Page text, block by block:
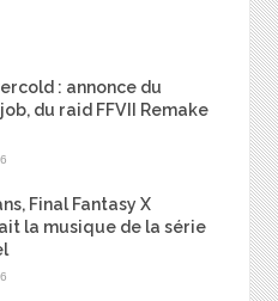
: annonce du
du raid FFVII Remake
Final Fantasy X
la musique de la série